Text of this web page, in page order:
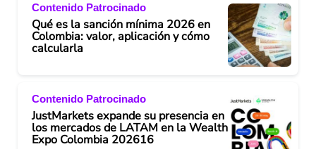
Contenido Patrocinado
Qué es la sanción mínima 2026 en
Colombia: valor, aplicación y cómo
calcularla
Contenido Patrocinado
JustMarkets expande su presencia en
los mercados de LATAM en la Wealth
Expo Colombia 202616